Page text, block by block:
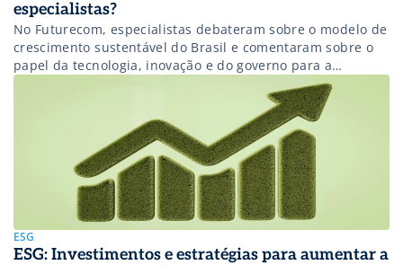
especialistas?
No Futurecom, especialistas debateram sobre o modelo de
crescimento sustentável do Brasil e comentaram sobre o
papel da tecnologia, inovação e do governo para a
ESG
ESG: Investimentos e estratégias para aumentar a